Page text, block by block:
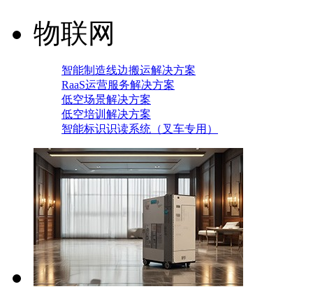
物联网
智能制造线边搬运解决方案
RaaS运营服务解决方案
低空场景解决方案
低空培训解决方案
智能标识识读系统（叉车专用）